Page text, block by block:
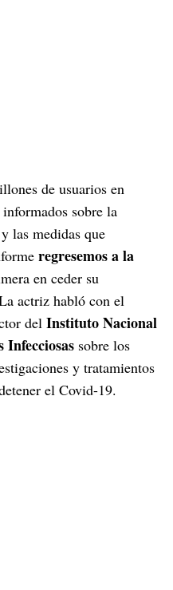
de usuarios en
sobre la
las medidas que
regresemos a la
en ceder su
actriz habló con el
del Instituto Nacional
Infecciosas sobre los
y tratamientos
el Covid-19.